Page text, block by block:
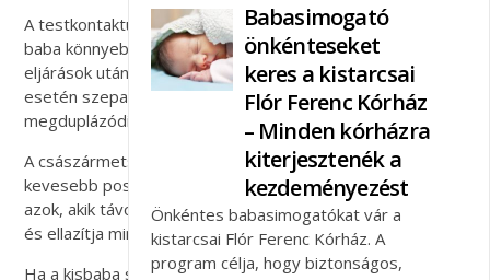
A testkontaktus csökkenti a stresszhormon szintjét, így a
baba könnyebben megnyugszik, különösen a fájdalmas
eljárások után. Ezzel szemben az anyától való elkülönítés
esetén szeparációs stresszt él meg, hormonszintje
megduplázódik, és sokáig magasan is marad.
A császármetszésen átesett anyák a bőrkontaktus után
kevesebb posztoperatív fájdalomról panaszkodtak, mint
azok, akik távol voltak a csecsemőjüktől, tehát nyugtatja
és ellazítja mind az anyát, mind a babát.
Ha a kisbaba sokat lehet testközelben, sokkal
Babasimogató
önkénteseket
keres a kistarcsai
Flór Ferenc Kórház
– Minden kórházra
kiterjesztenék a
kezdeményezést
Önkéntes babasimogatókat vár a
kistarcsai Flór Ferenc Kórház. A
program célja, hogy biztonságos,